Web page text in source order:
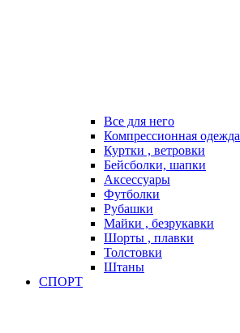
Все для него
Компрессионная одежда
Куртки , ветровки
Бейсболки, шапки
Аксессуары
Футболки
Рубашки
Майки , безрукавки
Шорты , плавки
Толстовки
Штаны
СПОРТ